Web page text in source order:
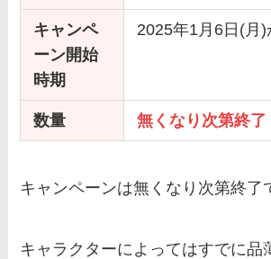
キャンペ
ーン開始
時期
2025年1月6日(月)
数量 無くなり次第終了
キャンペーンは無くなり次第終了
キャラクターによってはすでに品